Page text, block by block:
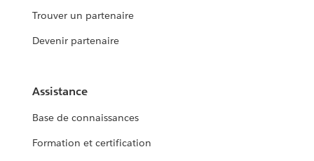
Trouver un partenaire
Devenir partenaire
Assistance
Base de connaissances
Formation et certification